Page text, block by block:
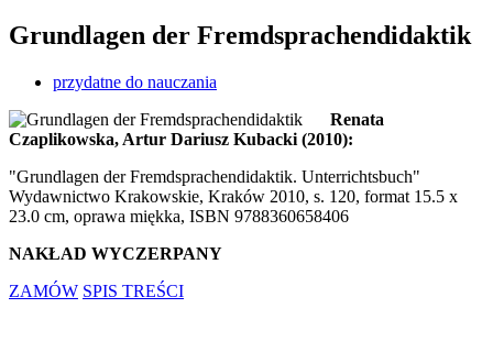
Grundlagen der Fremdsprachendidaktik
przydatne do nauczania
Renata
Czaplikowska, Artur Dariusz Kubacki (2010):
"Grundlagen der Fremdsprachendidaktik. Unterrichtsbuch"
Wydawnictwo Krakowskie, Kraków 2010, s. 120, format 15.5 x
23.0 cm, oprawa miękka, ISBN 9788360658406
NAKŁAD WYCZERPANY
ZAMÓW SPIS TREŚCI